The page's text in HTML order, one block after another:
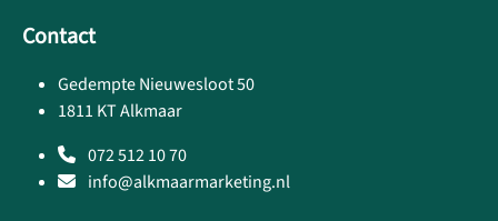
Contact
Gedempte Nieuwesloot 50
1811 KT Alkmaar
072 512 10 70
info@alkmaarmarketing.nl